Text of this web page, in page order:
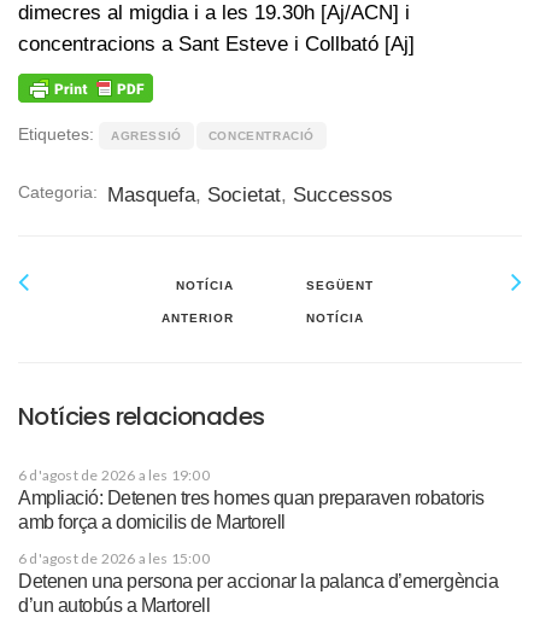
dimecres al migdia i a les 19.30h [Aj/ACN] i
concentracions a Sant Esteve i Collbató [Aj]
Etiquetes: AGRESSIÓ CONCENTRACIÓ
Categoria: Masquefa, Societat, Successos
NOTÍCIA
ANTERIOR
SEGÜENT
NOTÍCIA
Notícies relacionades
6 d'agost de 2026 a les 19:00
Ampliació: Detenen tres homes quan preparaven robatoris
amb força a domicilis de Martorell
6 d'agost de 2026 a les 15:00
Detenen una persona per accionar la palanca d’emergència
d’un autobús a Martorell